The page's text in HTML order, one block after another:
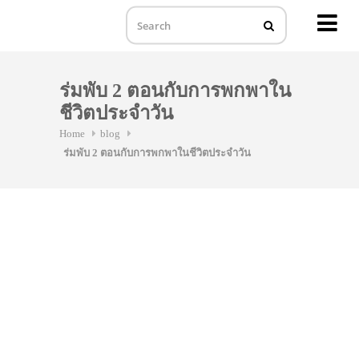
ร่มพับ 2 ตอนกับการพกพาใน
ชีวิตประจำวัน
Home
blog
ร่มพับ 2 ตอนกับการพกพาในชีวิตประจำวัน